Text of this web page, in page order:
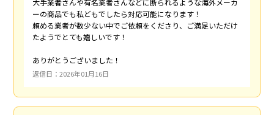
大手業者さんや有名業者さんなどに断られるような海外メーカ
ーの商品でも私どもでしたら対応可能になります！
頼める業者が数少ない中でご依頼をくださり、ご満足いただけ
たようでとても嬉しいです！
ありがとうございました！
返信日：2026年01月16日